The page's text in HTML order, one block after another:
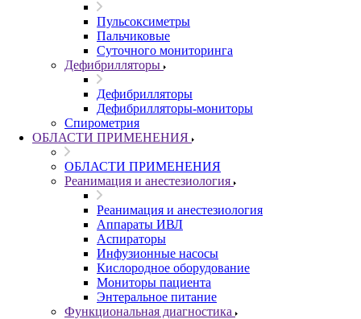
Пульсоксиметры
Пальчиковые
Суточного мониторинга
Дефибрилляторы
Дефибрилляторы
Дефибрилляторы-мониторы
Спирометрия
ОБЛАСТИ ПРИМЕНЕНИЯ
ОБЛАСТИ ПРИМЕНЕНИЯ
Реанимация и анестезиология
Реанимация и анестезиология
Аппараты ИВЛ
Аспираторы
Инфузионные насосы
Кислородное оборудование
Мониторы пациента
Энтеральное питание
Функциональная диагностика